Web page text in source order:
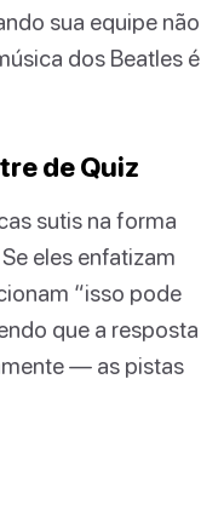
sua equipe não
dos Beatles é
de Quiz
sutis na forma
eles enfatizam
“isso pode
que a resposta
— as pistas